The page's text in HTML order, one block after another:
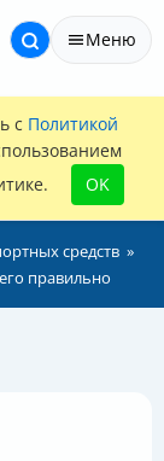
Меню
с Политикой
OK
средств
правильно